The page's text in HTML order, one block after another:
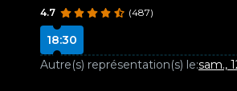
4.7 (487)
18:30
Autre(s) représentation(s) le:sam.,